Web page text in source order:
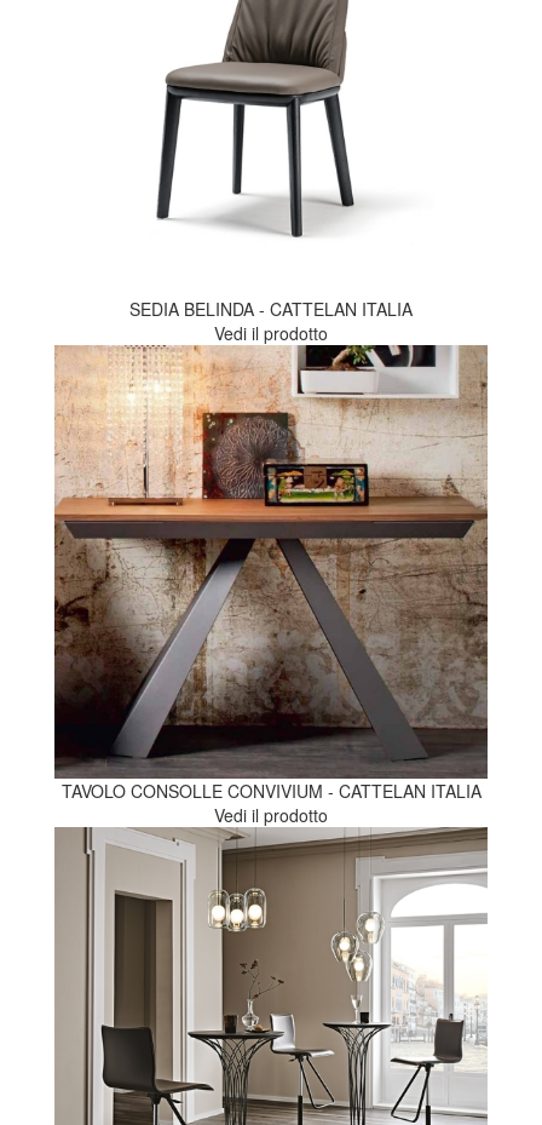
SEDIA BELINDA - CATTELAN ITALIA
Vedi il prodotto
TAVOLO CONSOLLE CONVIVIUM - CATTELAN ITALIA
Vedi il prodotto